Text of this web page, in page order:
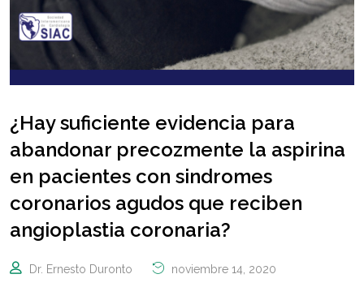
¿Hay suficiente evidencia para
abandonar precozmente la aspirina
en pacientes con sindromes
coronarios agudos que reciben
angioplastia coronaria?
Dr. Ernesto Duronto noviembre 14, 2020